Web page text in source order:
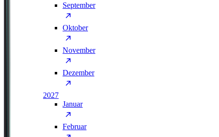
September
Oktober
November
Dezember
2027
Januar
Februar